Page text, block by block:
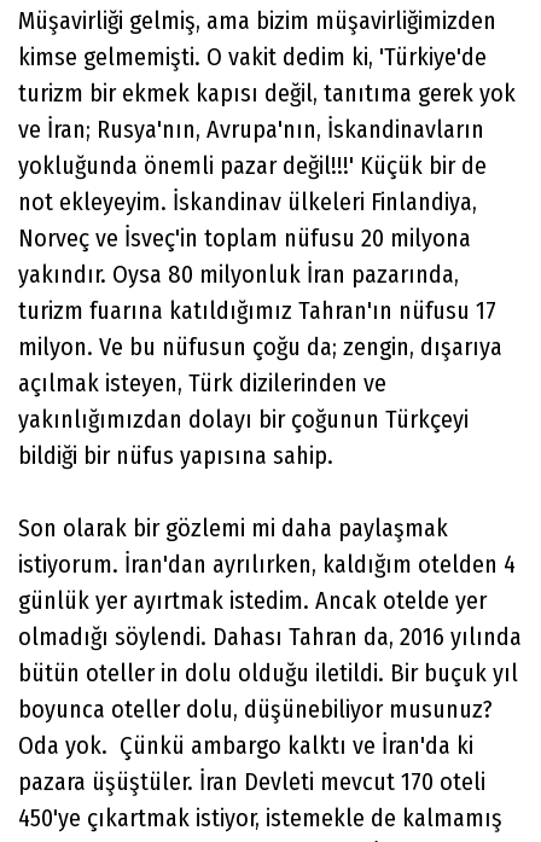
Müşavirliği gelmiş, ama bizim müşavirliğimizden
kimse gelmemişti. O vakit dedim ki, 'Türkiye'de
turizm bir ekmek kapısı değil, tanıtıma gerek yok
ve İran; Rusya'nın, Avrupa'nın, İskandinavların
yokluğunda önemli pazar değil!!!' Küçük bir de
not ekleyeyim. İskandinav ülkeleri Finlandiya,
Norveç ve İsveç'in toplam nüfusu 20 milyona
yakındır. Oysa 80 milyonluk İran pazarında,
turizm fuarına katıldığımız Tahran'ın nüfusu 17
milyon. Ve bu nüfusun çoğu da; zengin, dışarıya
açılmak isteyen, Türk dizilerinden ve
yakınlığımızdan dolayı bir çoğunun Türkçeyi
bildiği bir nüfus yapısına sahip.
Son olarak bir gözlemi mi daha paylaşmak
istiyorum. İran'dan ayrılırken, kaldığım otelden 4
günlük yer ayırtmak istedim. Ancak otelde yer
olmadığı söylendi. Dahası Tahran da, 2016 yılında
bütün oteller in dolu olduğu iletildi. Bir buçuk yıl
boyunca oteller dolu, düşünebiliyor musunuz?
Oda yok. Çünkü ambargo kalktı ve İran'da ki
pazara üşüştüler. İran Devleti mevcut 170 oteli
450'ye çıkartmak istiyor, istemekle de kalmamış